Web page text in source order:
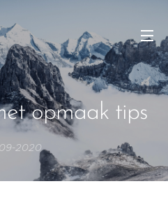
opmaak tips
2020